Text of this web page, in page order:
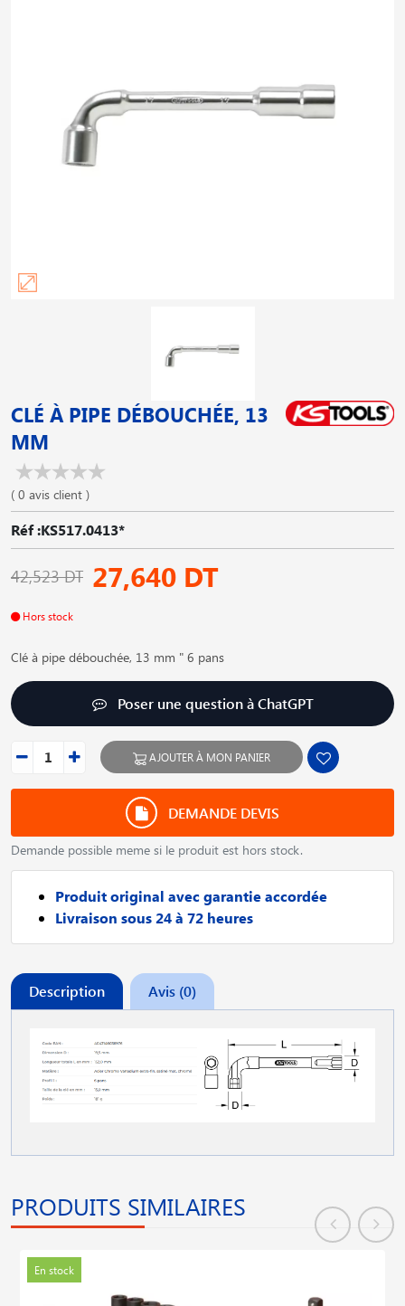
CLÉ À PIPE DÉBOUCHÉE, 13
MM
( 0 avis client )
Réf :KS517.0413*
42,523 DT 27,640 DT
Hors stock
Clé à pipe débouchée, 13 mm " 6 pans
Poser une question à ChatGPT
AJOUTER À MON PANIER
DEMANDE DEVIS
Demande possible meme si le produit est hors stock.
Produit original avec garantie accordée
Livraison sous 24 à 72 heures
Description Avis (0)
PRODUITS SIMILAIRES
En stock